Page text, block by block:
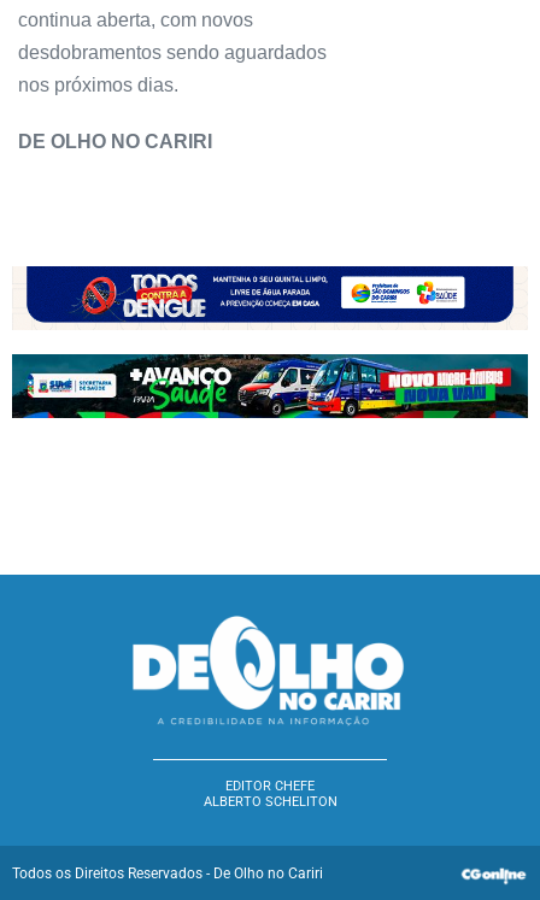
continua aberta, com novos
desdobramentos sendo aguardados
nos próximos dias.
DE OLHO NO CARIRI
EDITOR CHEFE
ALBERTO SCHELITON
Todos os Direitos Reservados - De Olho no Cariri